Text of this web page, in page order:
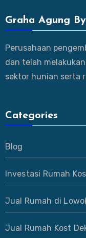
Graha Agung
Perusahaan
dan telah
sektor hunian serta
Categories
Blog
Investasi Rumah
Jual Rumah di
Jual Rumah Kost